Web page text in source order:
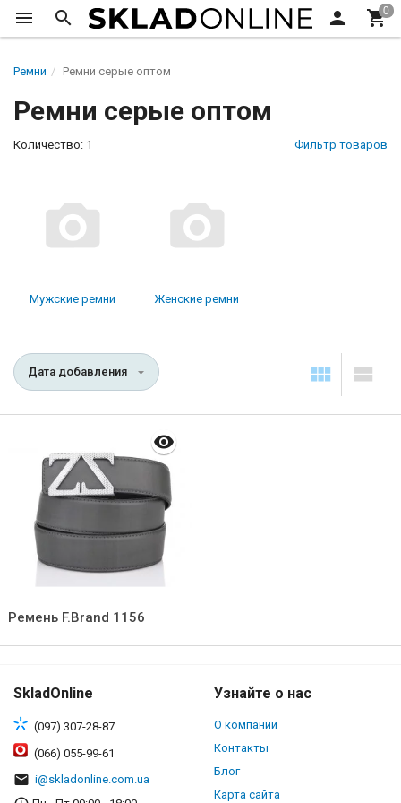
Ремни Ремни серые оптом
Ремни серые оптом
Количество: 1 Фильтр товаров
Мужские ремни Женские ремни
Дата добавления
Ремень F.Brand 1156
SkladOnline
(097) 307-28-87
(066) 055-99-61
i@skladonline.com.ua
Узнайте о нас
О компании
Контакты
Блог
Карта сайта